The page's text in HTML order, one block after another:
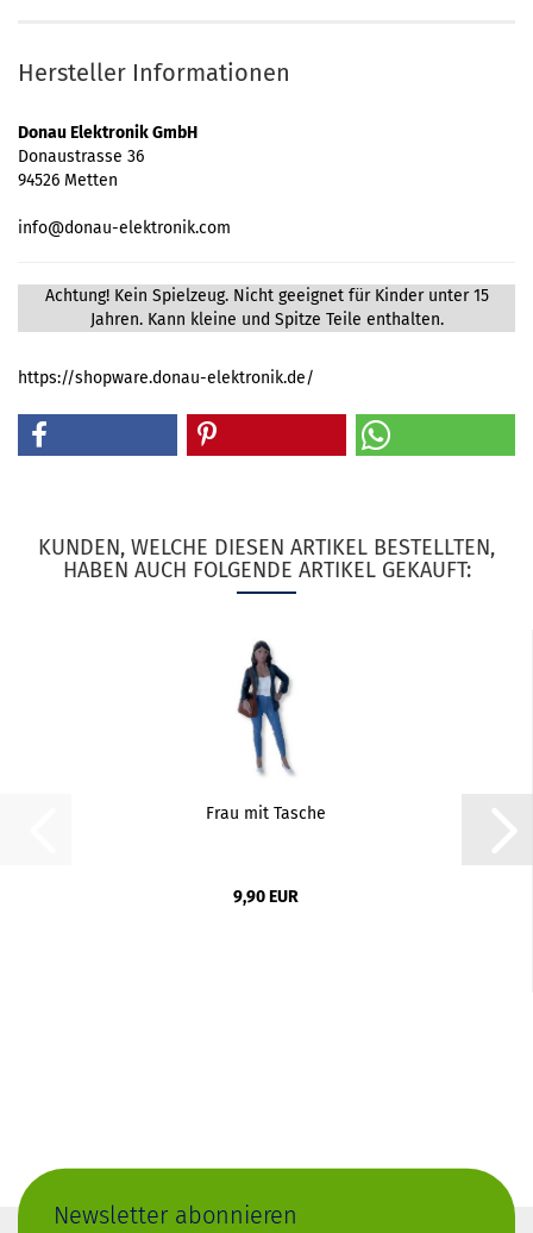
Hersteller Informationen
Donau Elektronik GmbH
Donaustrasse 36
94526 Metten
info@donau-elektronik.com
Achtung! Kein Spielzeug. Nicht geeignet für Kinder unter 15
Jahren. Kann kleine und Spitze Teile enthalten.
https://shopware.donau-elektronik.de/
KUNDEN, WELCHE DIESEN ARTIKEL BESTELLTEN,
HABEN AUCH FOLGENDE ARTIKEL GEKAUFT:
Frau mit Tasche
9,90 EUR
Newsletter abonnieren